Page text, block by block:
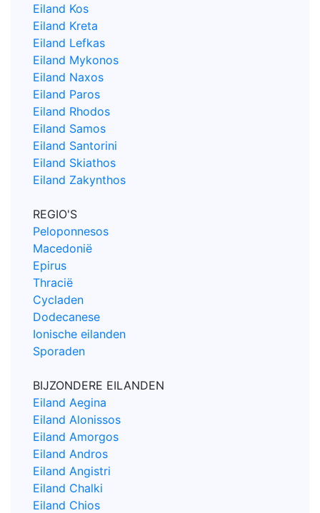
Eiland Kos
Eiland Kreta
Eiland Lefkas
Eiland Mykonos
Eiland Naxos
Eiland Paros
Eiland Rhodos
Eiland Samos
Eiland Santorini
Eiland Skiathos
Eiland Zakynthos
REGIO'S
Peloponnesos
Macedonië
Epirus
Thracië
Cycladen
Dodecanese
Ionische eilanden
Sporaden
BIJZONDERE EILANDEN
Eiland Aegina
Eiland Alonissos
Eiland Amorgos
Eiland Andros
Eiland Angistri
Eiland Chalki
Eiland Chios